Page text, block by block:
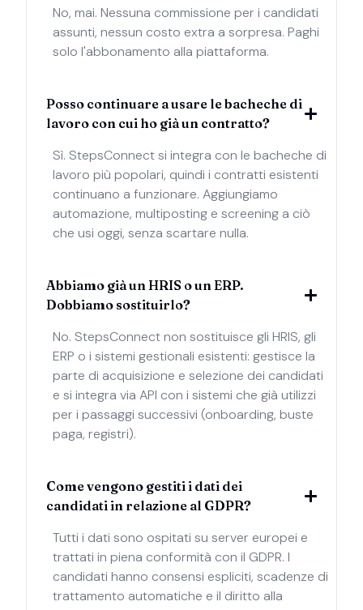
No, mai. Nessuna commissione per i candidati
assunti, nessun costo extra a sorpresa. Paghi
solo l'abbonamento alla piattaforma.
Posso continuare a usare le bacheche di
lavoro con cui ho già un contratto?
Sì. StepsConnect si integra con le bacheche di
lavoro più popolari, quindi i contratti esistenti
continuano a funzionare. Aggiungiamo
automazione, multiposting e screening a ciò
che usi oggi, senza scartare nulla.
Abbiamo già un HRIS o un ERP.
Dobbiamo sostituirlo?
No. StepsConnect non sostituisce gli HRIS, gli
ERP o i sistemi gestionali esistenti: gestisce la
parte di acquisizione e selezione dei candidati
e si integra via API con i sistemi che già utilizzi
per i passaggi successivi (onboarding, buste
paga, registri).
Come vengono gestiti i dati dei
candidati in relazione al GDPR?
Tutti i dati sono ospitati su server europei e
trattati in piena conformità con il GDPR. I
candidati hanno consensi espliciti, scadenze di
trattamento automatiche e il diritto alla